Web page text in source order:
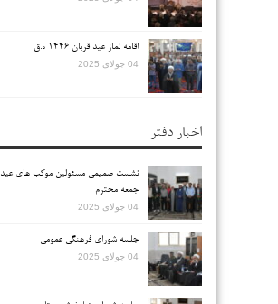
اقامه نماز عید قربان ۱۴۴۶ ه.ق
04 جولای 2025
اخبار دفتر
نشست صمیمی مسئولین موکب های عید
جمعه محترم
04 جولای 2025
جلسه شورای فرهنگی عمومی
04 جولای 2025